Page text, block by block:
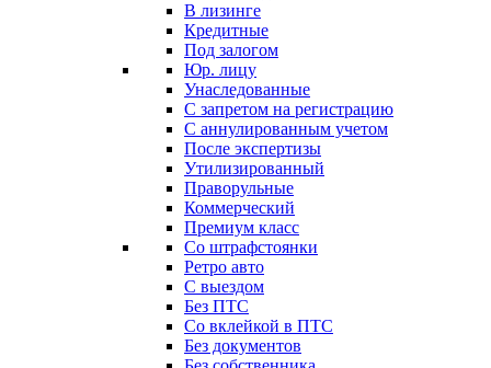
В лизинге
Кредитные
Под залогом
Юр. лицу
Унаследованные
С запретом на регистрацию
С аннулированным учетом
После экспертизы
Утилизированный
Праворульные
Коммерческий
Премиум класс
Со штрафстоянки
Ретро авто
С выездом
Без ПТС
Со вклейкой в ПТС
Без документов